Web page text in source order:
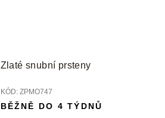
Zlaté snubní prsteny
KÓD: ZPMO747
BĚŽNĚ DO 4 TÝDNŮ